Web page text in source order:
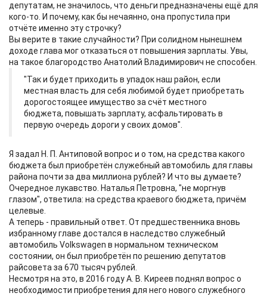
депутатам, не значилось, что деньги предназначены ещё для
кого-то. И почему, как бы нечаянно, она пропустила при
отчёте именно эту строчку?
Вы верите в такие случайности? При солидном нынешнем
доходе глава мог отказаться от повышения зарплаты. Увы,
на такое благородство Анатолий Владимирович не способен.
"Так и будет приходить в упадок наш район, если
местная власть для себя любимой будет приобретать
дорогостоящее имущество за счёт местного
бюджета, повышать зарплату, асфальтировать в
первую очередь дороги у своих домов".
Я задал Н. П. Антиповой вопрос и о том, на средства какого
бюджета был приобретён служебный автомобиль для главы
района почти за два миллиона рублей? И что вы думаете?
Очередное лукавство. Наталья Петровна, "не моргнув
глазом", ответила: на средства краевого бюджета, причём
целевые.
А теперь - правильный ответ. От предшественника вновь
избранному главе достался в наследство служебный
автомобиль Volkswagen в нормальном техническом
состоянии, он был приобретён по решению депутатов
райсовета за 670 тысяч рублей.
Несмотря на это, в 2016 году А. В. Киреев поднял вопрос о
необходимости приобретения для него нового служебного